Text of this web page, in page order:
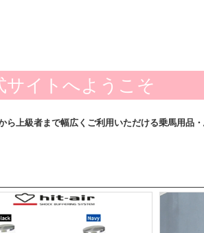
サイトへようこそ
上級者まで幅広くご利用いただける乗馬用品